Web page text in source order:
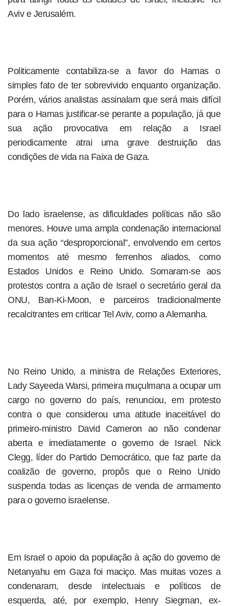
Aviv e Jerusalém.
Politicamente contabiliza-se a favor do Hamas o
simples fato de ter sobrevivido enquanto organização.
Porém, vários analistas assinalam que será mais difícil
para o Hamas justificar-se perante a população, já que
sua ação provocativa em relação a Israel
periodicamente atrai uma grave destruição das
condições de vida na Faixa de Gaza.
Do lado israelense, as dificuldades políticas não são
menores. Houve uma ampla condenação internacional
da sua ação “desproporcional”, envolvendo em certos
momentos até mesmo ferrenhos aliados, como
Estados Unidos e Reino Unido. Somaram-se aos
protestos contra a ação de Israel o secretário geral da
ONU, Ban-Ki-Moon, e parceiros tradicionalmente
recalcitrantes em criticar Tel Aviv, como a Alemanha.
No Reino Unido, a ministra de Relações Exteriores,
Lady Sayeeda Warsi, primeira muçulmana a ocupar um
cargo no governo do país, renunciou, em protesto
contra o que considerou uma atitude inaceitável do
primeiro-ministro David Cameron ao não condenar
aberta e imediatamente o governo de Israel. Nick
Clegg, líder do Partido Democrático, que faz parte da
coalizão de governo, propôs que o Reino Unido
suspenda todas as licenças de venda de armamento
para o governo israelense.
Em Israel o apoio da população à ação do governo de
Netanyahu em Gaza foi maciço. Mas muitas vozes a
condenaram, desde intelectuais e políticos de
esquerda, até, por exemplo, Henry Siegman, ex-